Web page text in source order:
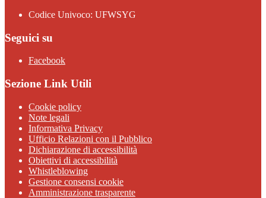
Codice Univoco: UFWSYG
Seguici su
Facebook
Sezione Link Utili
Cookie policy
Note legali
Informativa Privacy
Ufficio Relazioni con il Pubblico
Dichiarazione di accessibilità
Obiettivi di accessibilità
Whistleblowing
Gestione consensi cookie
Amministrazione trasparente